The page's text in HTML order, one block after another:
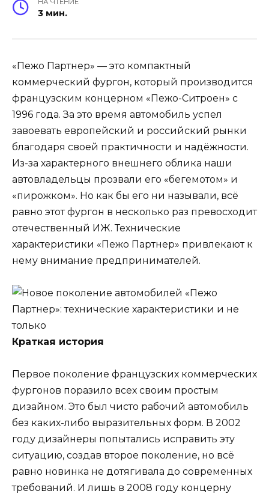
3 мин.
«Пежо Партнер» — это компактный
коммерческий фургон, который производится
французским концерном «Пежо-Ситроен» с
1996 года. За это время автомобиль успел
завоевать европейский и российский рынки
благодаря своей практичности и надёжности.
Из-за характерного внешнего облика наши
автовладельцы прозвали его «бегемотом» и
«пирожком». Но как бы его ни называли, всё
равно этот фургон в несколько раз превосходит
отечественный ИЖ. Технические
характеристики «Пежо Партнер» привлекают к
нему внимание предпринимателей.
Краткая история
Первое поколение французских коммерческих
фургонов поразило всех своим простым
дизайном. Это был чисто рабочий автомобиль
без каких-либо выразительных форм. В 2002
году дизайнеры попытались исправить эту
ситуацию, создав второе поколение, но всё
равно новинка не дотягивала до современных
требований. И лишь в 2008 году концерну